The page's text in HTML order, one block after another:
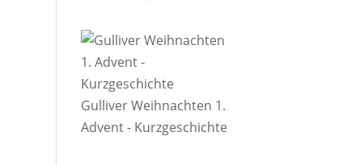
Gulliver Weihnachten 1.
Advent - Kurzgeschichte